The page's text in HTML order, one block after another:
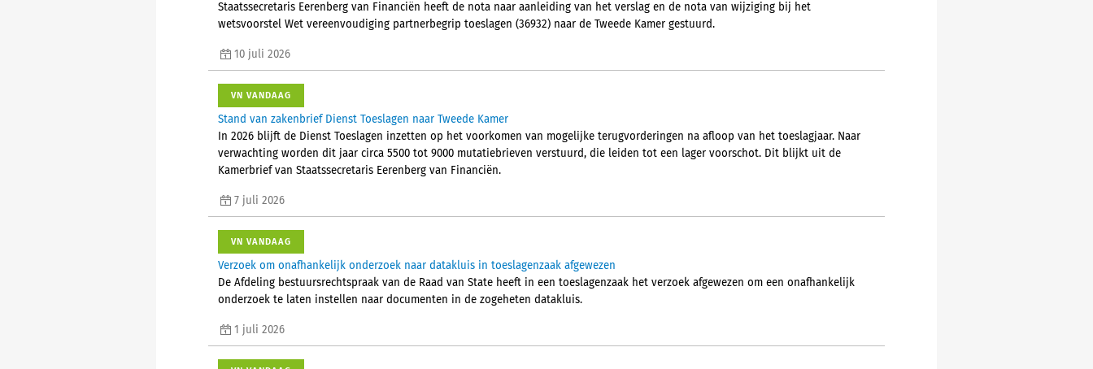
Staatssecretaris Eerenberg van Financiën heeft de nota naar aanleiding van het verslag en de nota van wijziging bij het
wetsvoorstel Wet vereenvoudiging partnerbegrip toeslagen (36932) naar de Tweede Kamer gestuurd.
10 juli 2026
VN VANDAAG
Stand van zakenbrief Dienst Toeslagen naar Tweede Kamer
In 2026 blijft de Dienst Toeslagen inzetten op het voorkomen van mogelijke terugvorderingen na afloop van het toeslagjaar. Naar
verwachting worden dit jaar circa 5500 tot 9000 mutatiebrieven verstuurd, die leiden tot een lager voorschot. Dit blijkt uit de
Kamerbrief van Staatssecretaris Eerenberg van Financiën.
7 juli 2026
VN VANDAAG
Verzoek om onafhankelijk onderzoek naar datakluis in toeslagenzaak afgewezen
De Afdeling bestuursrechtspraak van de Raad van State heeft in een toeslagenzaak het verzoek afgewezen om een onafhankelijk
onderzoek te laten instellen naar documenten in de zogeheten datakluis.
1 juli 2026